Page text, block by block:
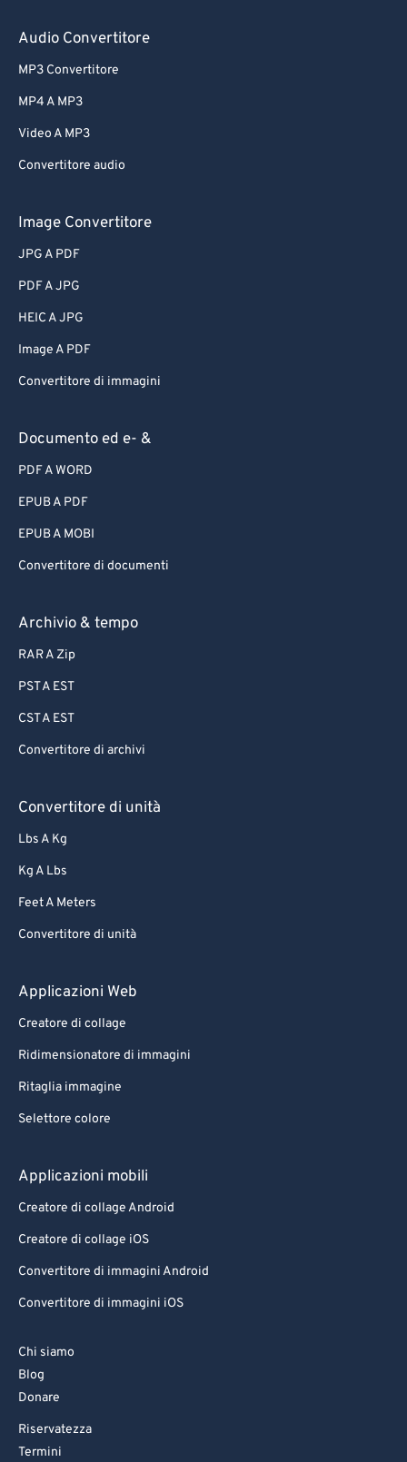
Audio Convertitore
MP3 Convertitore
MP4 A MP3
Video A MP3
Convertitore audio
Image Convertitore
JPG A PDF
PDF A JPG
HEIC A JPG
Image A PDF
Convertitore di immagini
Documento ed e- &
PDF A WORD
EPUB A PDF
EPUB A MOBI
Convertitore di documenti
Archivio & tempo
RAR A Zip
PST A EST
CST A EST
Convertitore di archivi
Convertitore di unità
Lbs A Kg
Kg A Lbs
Feet A Meters
Convertitore di unità
Applicazioni Web
Creatore di collage
Ridimensionatore di immagini
Ritaglia immagine
Selettore colore
Applicazioni mobili
Creatore di collage Android
Creatore di collage iOS
Convertitore di immagini Android
Convertitore di immagini iOS
Chi siamo
Blog
Donare
Riservatezza
Termini